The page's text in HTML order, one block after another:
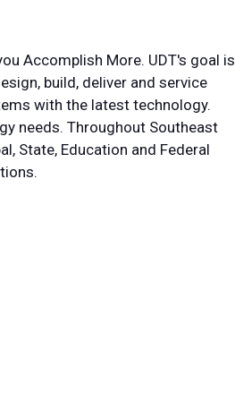
Accomplish More. UDT's goal is
build, deliver and service
with the latest technology.
needs. Throughout Southeast
State, Education and Federal